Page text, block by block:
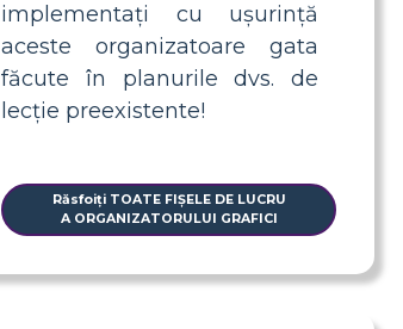
implementați cu ușurință
aceste organizatoare gata
făcute în planurile dvs. de
lecție preexistente!
Răsfoiți TOATE FIȘELE DE LUCRU
A ORGANIZATORULUI GRAFICI